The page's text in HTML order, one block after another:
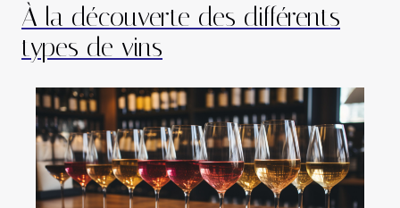
À la découverte des différents
types de vins